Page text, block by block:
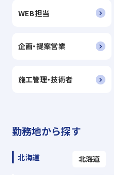
WEB担当
企画・提案営業
施工管理・技術者
勤務地から探す
北海道 北海道